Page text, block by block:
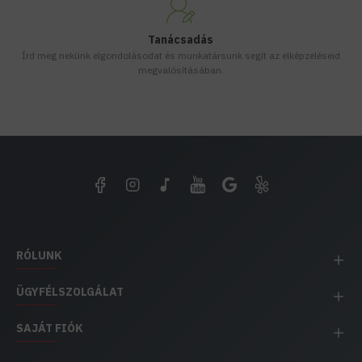
Tanácsadás
Írd meg nekünk elgondolásodat és munkatársunk segít az elképzeléseid
megvalósításában.
RÓLUNK
ÜGYFÉLSZOLGÁLAT
SAJÁT FIÓK